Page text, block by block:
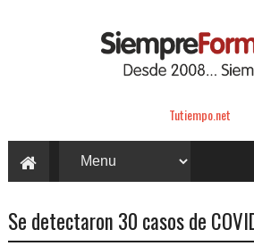
Tutiempo.net
Se detectaron 30 casos de